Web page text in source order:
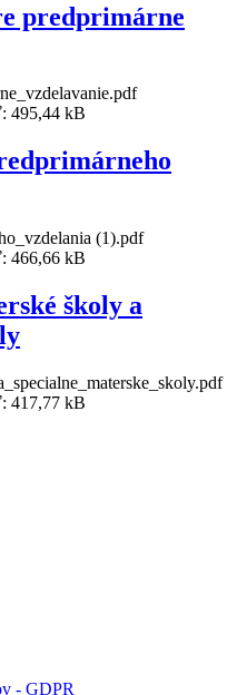
predprimárne
495,44 kB
(1).pdf
466,66 kB
školy a
417,77 kB
- GDPR